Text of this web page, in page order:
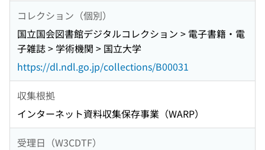
コレクション（個別）
国立国会図書館デジタルコレクション > 電子書籍・電
子雑誌 > 学術機関 > 国立大学
https://dl.ndl.go.jp/collections/B00031
収集根拠
インターネット資料収集保存事業（WARP）
受理日（W3CDTF）